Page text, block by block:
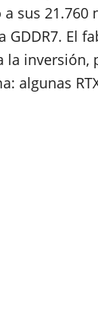
sus 21.760
GDDR7. El
la inversión,
algunas